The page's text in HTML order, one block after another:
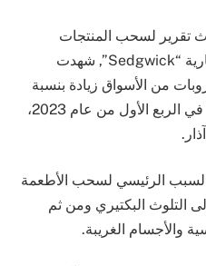
تقرير لسحب المنتجات
الأوروبية من حماية العلامة التجارية “Sedgwick”, شهدت
من الأسواق زيادة بنسبة
2.9 في المائة، لتصل إلى 1،154 في الربع الأول من عام 2023،
السبب الرئيسي لسحب الأطعمة
التلوث البكتيري ومن ثم
والأجسام الغريبة.